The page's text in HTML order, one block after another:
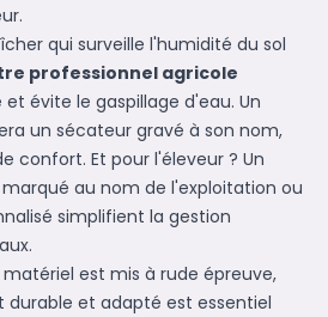
qui surveille l'humidité du sol
professionnel agricole
évite le gaspillage d'eau. Un
un sécateur gravé à son nom,
confort. Et pour l'éleveur ? Un
au nom de l'exploitation ou
simplifient la gestion
est mis à rude épreuve,
durable et adapté est essentiel